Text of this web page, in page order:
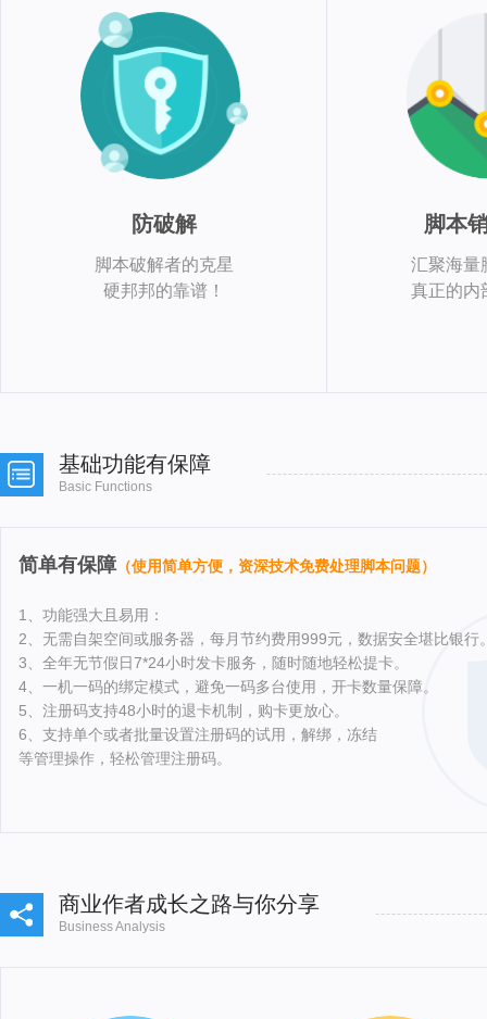
防破解
脚本破解者的克星
硬邦邦的靠谱！
脚本
汇聚海量
真正的内
基础功能有保障
Basic Functions
简单有保障 （使用简单方便，资深技术免费处理脚本问题）
1、功能强大且易用：
2、无需自架空间或服务器，每月节约费用999元，数据安全堪比银行
3、全年无节假日7*24小时发卡服务，随时随地轻松提卡。
4、一机一码的绑定模式，避免一码多台使用，开卡数量保障。
5、注册码支持48小时的退卡机制，购卡更放心。
6、支持单个或者批量设置注册码的试用，解绑，冻结
等管理操作，轻松管理注册码。
商业作者成长之路与你分享
Business Analysis